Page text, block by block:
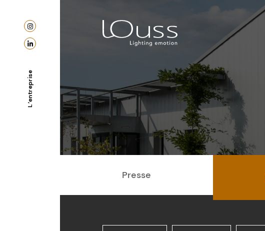
L’entreprise
Presse